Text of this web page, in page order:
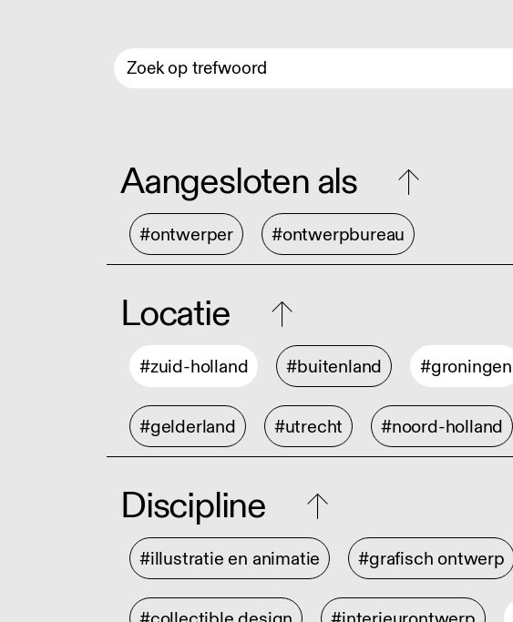
Aangesloten als
#ontwerper #ontwerpbureau
Locatie
#zuid-holland #buitenland #groningen
#gelderland #utrecht #noord-holland
Discipline
#illustratie en animatie #grafisch ontwerp